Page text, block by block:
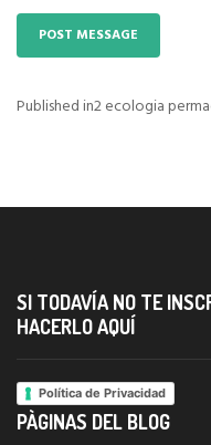
Navigazione
Published in2 ecologia
SI TODAVÍA NO TE
HACERLO AQUÍ
Política de Privacidad
PÀGINAS DEL BLOG